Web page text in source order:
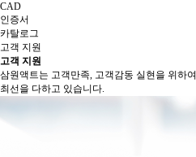
CAD
인증서
카탈로그
고객 지원
고객 지원
삼원액트는 고객만족, 고객감동 실현을 위하여
최선을 다하고 있습니다.